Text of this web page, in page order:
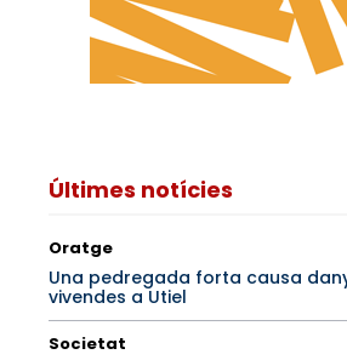
Últimes notícies
Oratge
Una pedregada forta causa
vivendes a Utiel
Societat